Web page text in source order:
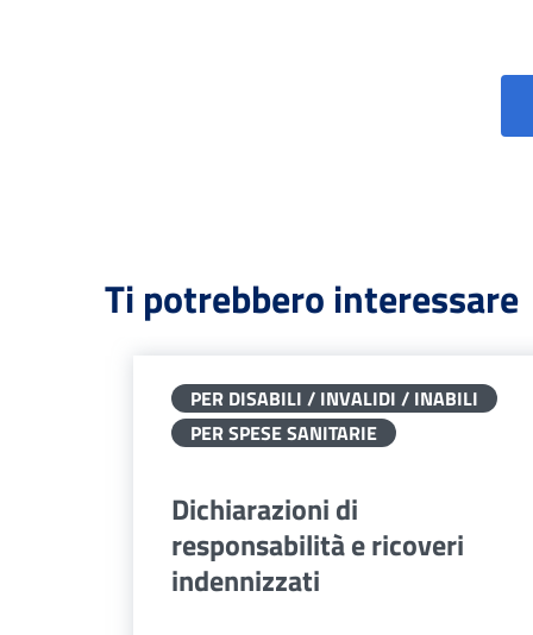
Ti potrebbero interessare
PER DISABILI / INVALIDI / INABILI
PER SPESE SANITARIE
Dichiarazioni di
responsabilità e ricoveri
indennizzati